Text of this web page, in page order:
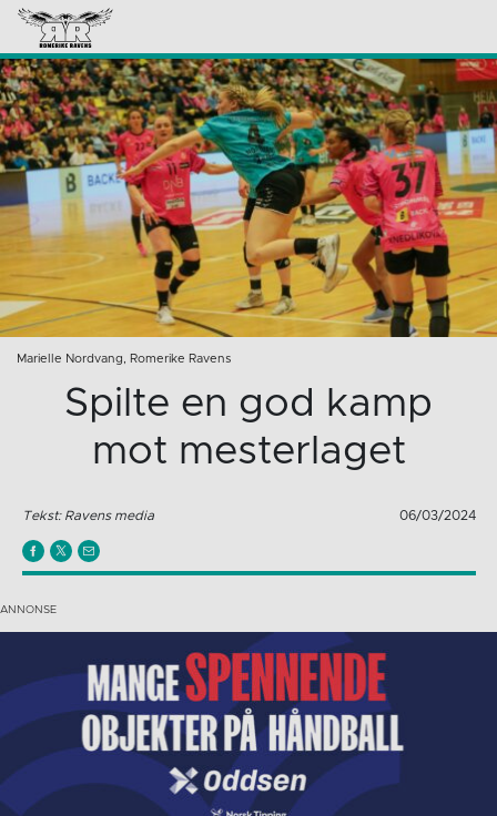
Marielle Nordvang, Romerike Ravens
Spilte en god kamp
mot mesterlaget
Tekst: Ravens media 06/03/2024